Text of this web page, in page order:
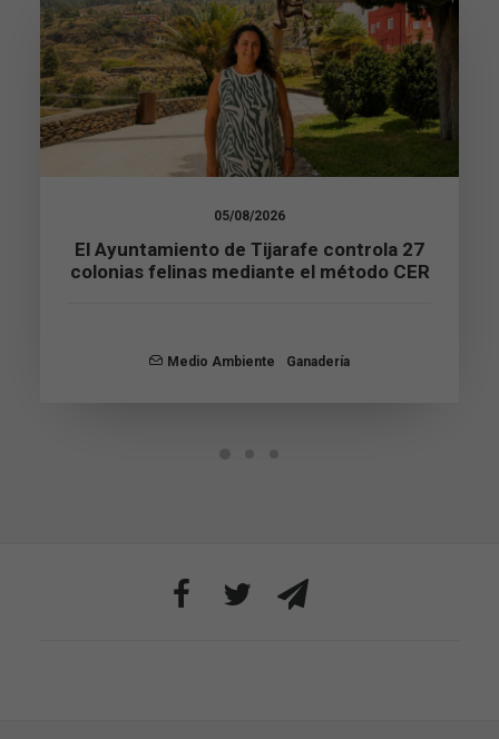
05/08/2026
El Ayuntamiento de Tijarafe controla 27
colonias felinas mediante el método CER
Medio Ambiente Ganadería
cookies no
son
funcione la
de la web, en
base a cómo